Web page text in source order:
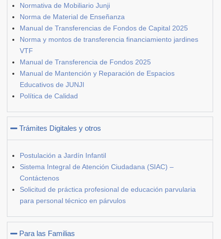
Normativa de Mobiliario Junji
Norma de Material de Enseñanza
Manual de Transferencias de Fondos de Capital 2025
Norma y montos de transferencia financiamiento jardines
VTF
Manual de Transferencia de Fondos 2025
Manual de Mantención y Reparación de Espacios
Educativos de JUNJI
Política de Calidad
Trámites Digitales y otros
Postulación a Jardín Infantil
Sistema Integral de Atención Ciudadana (SIAC) –
Contáctenos
Solicitud de práctica profesional de educación parvularia
para personal técnico en párvulos
Para las Familias